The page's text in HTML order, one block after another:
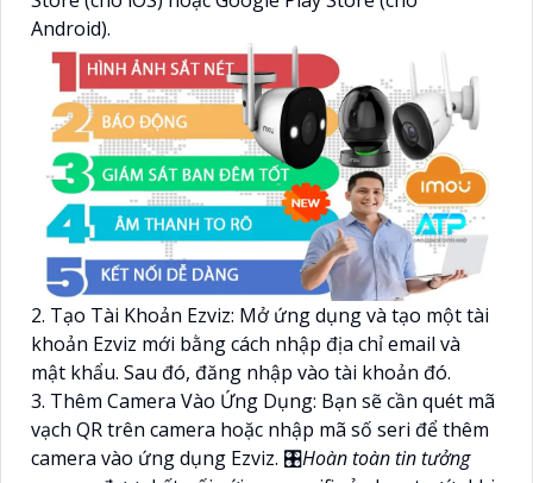
Android).
2. Tạo Tài Khoản Ezviz: Mở ứng dụng và tạo một tài
khoản Ezviz mới bằng cách nhập địa chỉ email và
mật khẩu. Sau đó, đăng nhập vào tài khoản đó.
3. Thêm Camera Vào Ứng Dụng: Bạn sẽ cần quét mã
vạch QR trên camera hoặc nhập mã số seri để thêm
camera vào ứng dụng Ezviz. 🎛Hoàn toàn tin tưởng